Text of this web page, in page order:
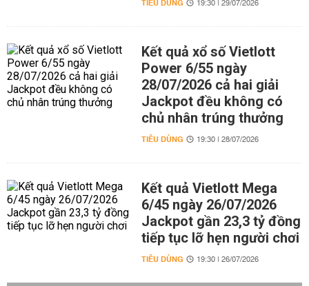
TIÊU DÙNG 19:30 | 29/07/2026
Kết quả xổ số Vietlott
Power 6/55 ngày
28/07/2026 cả hai giải
Jackpot đều không có
chủ nhân trúng thưởng
TIÊU DÙNG 19:30 | 28/07/2026
Kết quả Vietlott Mega
6/45 ngày 26/07/2026
Jackpot gần 23,3 tỷ đồng
tiếp tục lỡ hẹn người chơi
TIÊU DÙNG 19:30 | 26/07/2026